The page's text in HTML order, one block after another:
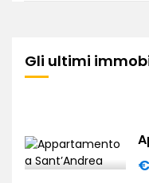
Gli ultimi